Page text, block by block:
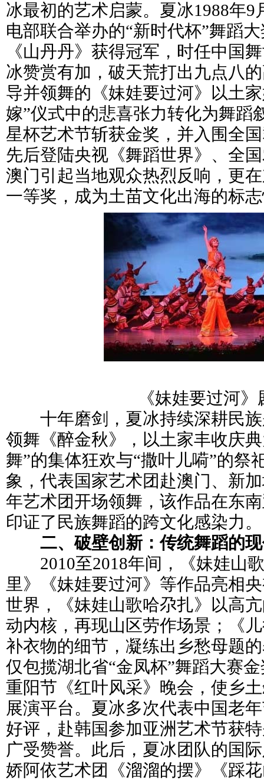
冰最初的艺术启蒙。夏冰1988年9
电部联合举办的“新时代杯”舞蹈
《山丹丹》获得冠军，时任中国
冰赞赏有加，破天荒打出九点八
导并领舞的《妹娃要过河》以土
嫁”仪式中的悲喜张力转化为舞蹈
星杯艺术节斩获金奖，并入围全
先后登陆央视《舞蹈世界》、全
澳门引起当地观众热烈反响，更
一等奖，成为土苗文化出海的标
《妹娃要过河》
十年磨剑，夏冰持续深耕民族
领舞《醉金秋》，以土家丰收庆
舞”的集体狂欢与“撒叶儿嗬”的祭
象，代表国家艺术团赴澳门、新
年艺术团开场领舞，该作品在东
印证了民族舞蹈的跨文化感染力。
二、破壁创新：传统舞蹈的现
2010至2018年间，《妹娃山
里》《妹娃要过河》等作品亮相
世界，《妹娃山歌哈尕扎》以高
动内核，再现山区劳作场景；《
补衣物的细节，凝练出乡愁母题
仅包揽湖北省“金凤杯”舞蹈大赛
重阳节《红叶风采》晚会，使乡
展演平台。夏冰多次代表中国老
好评，赴韩国参加亚洲艺术节获
广受赞誉。此后，夏冰团队的国
娇阿依艺术团《溜溜的摆》《踩